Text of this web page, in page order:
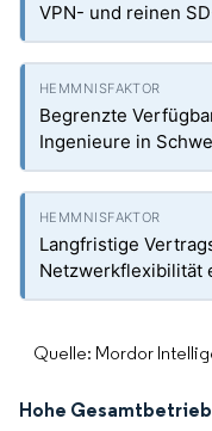
VPN- und reinen
Begrenzte
Ingenieure in
Langfristige
Netzwerkflexibilität
Quelle: Mordor
Hohe